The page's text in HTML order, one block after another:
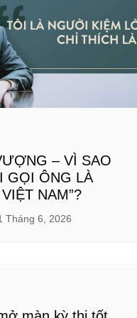
– VÌ SAO
GỌI ÔNG LÀ
NAM”?
Tháng 6, 2026